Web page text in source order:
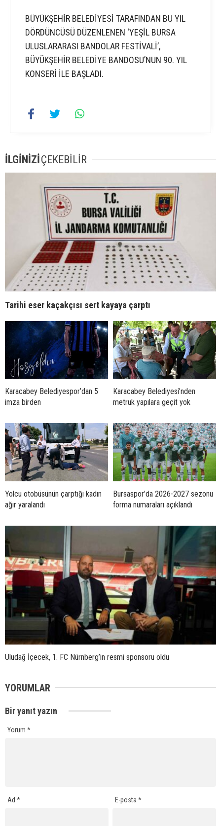
BÜYÜKŞEHİR BELEDİYESİ TARAFINDAN BU YIL
DÖRDÜNCÜSÜ DÜZENLENEN ‘YEŞİL BURSA
ULUSLARARASI BANDOLAR FESTİVALİ’,
BÜYÜKŞEHİR BELEDİYE BANDOSU’NUN 90. YIL
KONSERİ İLE BAŞLADI.
İLGİNİZİÇEKEBİLİR
Tarihi eser kaçakçısı sert kayaya çarptı
Karacabey Belediyespor’dan 5
imza birden
Karacabey Belediyesi’nden
metruk yapılara geçit yok
Yolcu otobüsünün çarptığı kadın
ağır yaralandı
Bursaspor’da 2026-2027 sezonu
forma numaraları açıklandı
Uludağ İçecek, 1. FC Nürnberg’in resmi sponsoru oldu
YORUMLAR
Bir yanıt yazın
Yorum *
Ad * E-posta*